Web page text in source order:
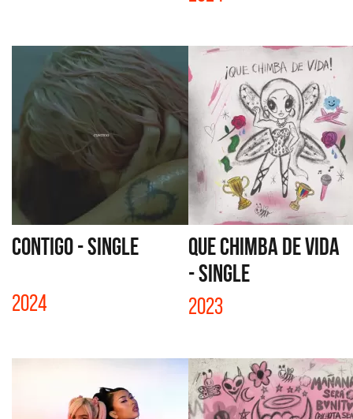
CONTIGO - SINGLE
2024
QUE CHIMBA DE VIDA
- SINGLE
2023